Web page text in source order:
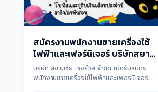
สมัครงานพนักงานขายเครื่องใช้
ไฟฟ้าและเฟอร์นิเจอร์ บริษัทสยาม
ชัย เซอร์วิส จำกัด หลายอัตรา
บริษัท สยามชัย เซอร์วิส จำกัด เปิดรับสมัคร
พนักงานขายเครื่องใช้ไฟฟ้าและเฟอร์นิเจอร์